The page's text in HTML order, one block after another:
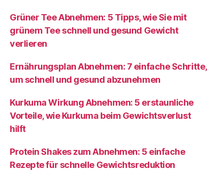
Grüner Tee Abnehmen: 5 Tipps, wie Sie mit
grünem Tee schnell und gesund Gewicht
verlieren
Ernährungsplan Abnehmen: 7 einfache Schritte,
um schnell und gesund abzunehmen
Kurkuma Wirkung Abnehmen: 5 erstaunliche
Vorteile, wie Kurkuma beim Gewichtsverlust
hilft
Protein Shakes zum Abnehmen: 5 einfache
Rezepte für schnelle Gewichtsreduktion